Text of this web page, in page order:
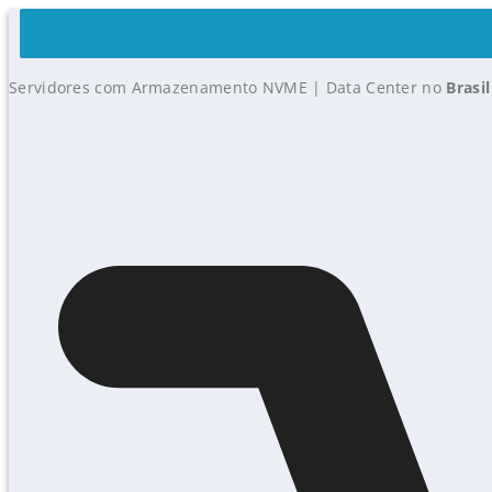
Servidores com Armazenamento NVME | Data Center no Brasil